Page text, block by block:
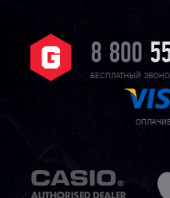
8 800
БЕСПЛАТНЫЙ